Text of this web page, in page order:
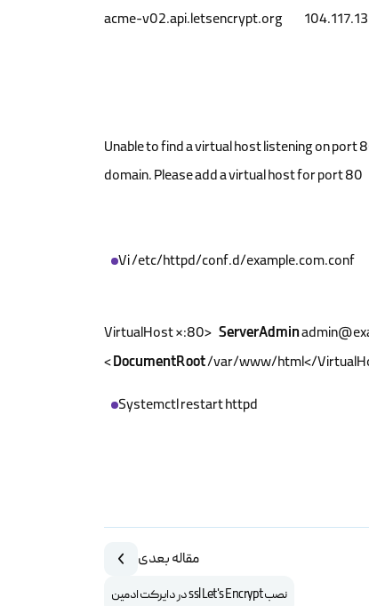
104.117.139.171 acme-
Unable to find a virtual host listening on port
domain. Please add a virtual host for port 80
Vi /etc/httpd/conf.d/example.com.conf
ServerAdmin
DocumentRoot/var/www/html</
Systemctl restart httpd
مقاله بعدی
نصب ssl Let's Encrypt در دایرکت ادمین